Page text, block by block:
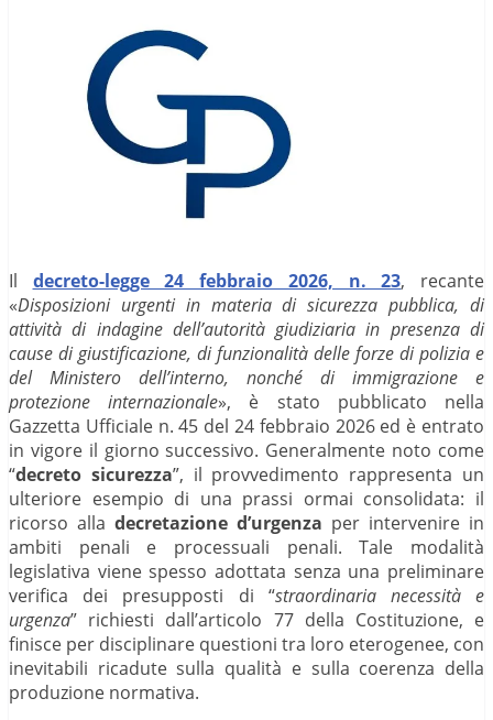
Il decreto-legge 24 febbraio 2026, n. 23, recante
«Disposizioni urgenti in materia di sicurezza pubblica, di
attività di indagine dell’autorità giudiziaria in presenza di
cause di giustificazione, di funzionalità delle forze di polizia e
del Ministero dell’interno, nonché di immigrazione e
protezione internazionale», è stato pubblicato nella
Gazzetta Ufficiale n. 45 del 24 febbraio 2026 ed è entrato
in vigore il giorno successivo. Generalmente noto come
“decreto sicurezza”, il provvedimento rappresenta un
ulteriore esempio di una prassi ormai consolidata: il
ricorso alla decretazione d’urgenza per intervenire in
ambiti penali e processuali penali. Tale modalità
legislativa viene spesso adottata senza una preliminare
verifica dei presupposti di “straordinaria necessità e
urgenza” richiesti dall’articolo 77 della Costituzione, e
finisce per disciplinare questioni tra loro eterogenee, con
inevitabili ricadute sulla qualità e sulla coerenza della
produzione normativa.